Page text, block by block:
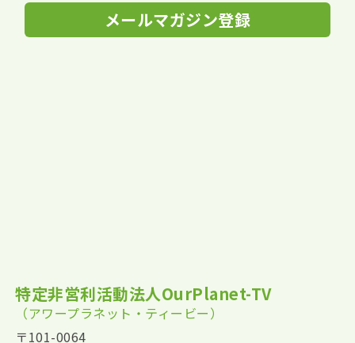
メールマガジン登録
特定非営利活動法人OurPlanet-TV
（アワープラネット・ティービー）
〒101-0064